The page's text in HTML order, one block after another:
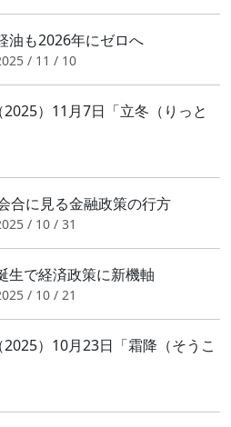
油も2026年にゼロへ
/ 11 / 10
）11月7日「立冬（りっと
合に見る金融政策の行方
/ 10 / 31
生で経済政策に新機軸
/ 10 / 21
）10月23日「霜降（そうこ